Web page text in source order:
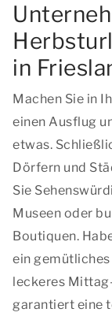
in
Machen Sie in
einen Ausflug
etwas.
Dörfern und
Sie
Museen oder
Boutiquen.
ein gemütliches
leckeres
garantiert eine